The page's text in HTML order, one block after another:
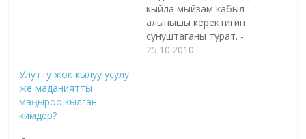
Маданият тармагында
ар кандай акцияларды
уюштуруп,
ийгиликтерге
кыйла мыйзам кабыл
алынышы керектигин
сунуштаганы турат. -
СССРдин эл артисти, КР
25.10.2010
Улутту жок кылуу усулу
же маданиятты
маңыроо кылган
кимдер?